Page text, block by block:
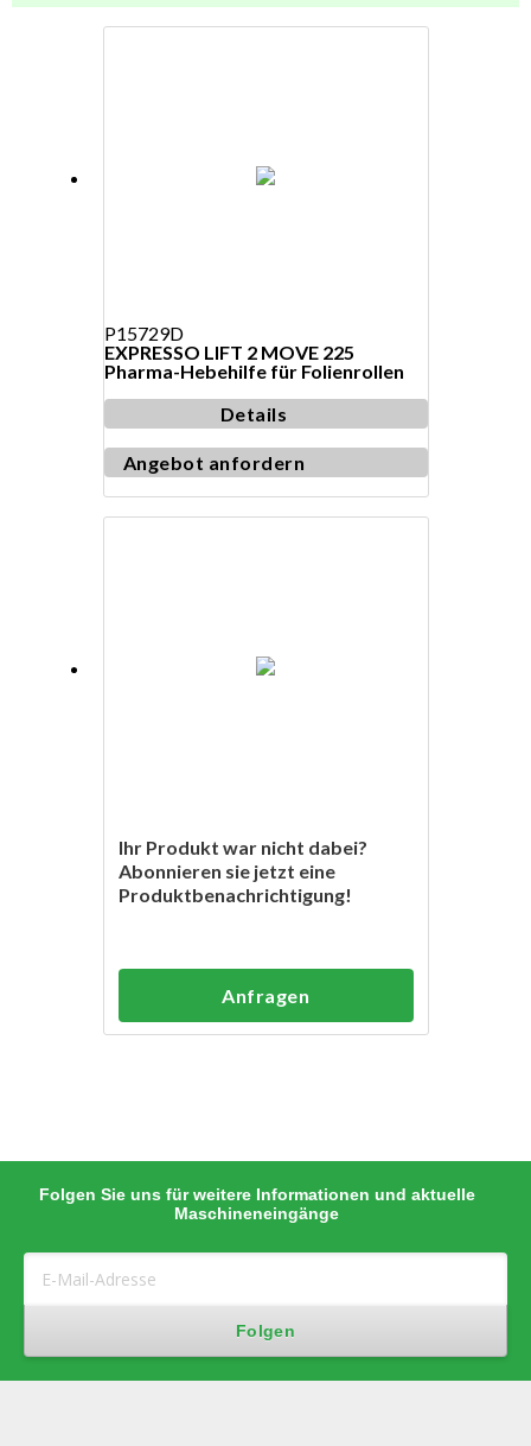
P15729D
EXPRESSO LIFT 2 MOVE 225
Pharma-Hebehilfe für Folienrollen
Details
Angebot anfordern
Ihr Produkt war nicht dabei?
Abonnieren sie jetzt eine
Produktbenachrichtigung!
Anfragen
Folgen Sie uns für weitere Informationen und aktuelle
Maschineneingänge